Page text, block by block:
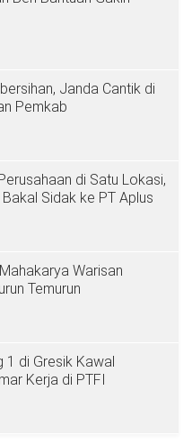
Janda Cantik di
Pemkab
di Satu Lokasi,
Sidak ke PT Aplus
Warisan
Temurun
1 di Gresik Kawal
Kerja di PTFI